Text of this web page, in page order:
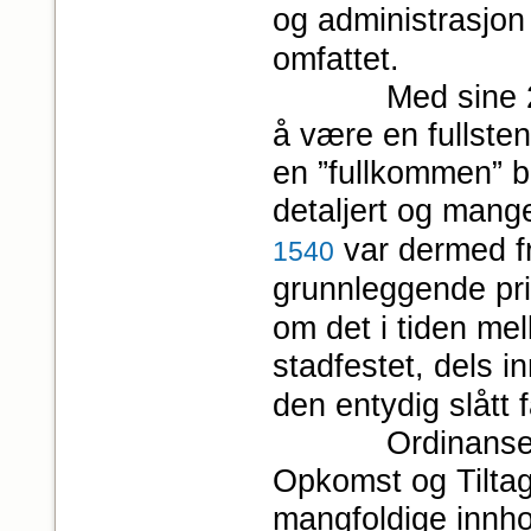
og
omfattet.
Med sine 20
å være en
en ”fullkommen”
detaljert og
1540 var dermed
grunnleggende
om det i tiden
stadfestet, dels
den entydig slått
Ordinansen
Opkomst og
mangfoldige